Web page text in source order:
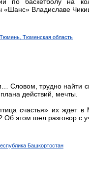
«Шанс» Владиславе
Тюменская область
Словом, трудно найти
действий, мечты.
счастья» их ждет
Об этом шел разговор с
Башкортостан